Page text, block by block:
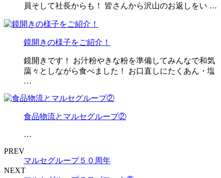
員そして社長からも！ 皆さんから沢山のお返しをい …
鏡開きの様子をご紹介！
鏡開きです！ お汁粉やきな粉を準備してみんなで和気
藹々としながら食べました！ お口直しにたくあん・塩
…
食品物流とマルセグループ②
…
PREV
マルセグループ５０周年
NEXT